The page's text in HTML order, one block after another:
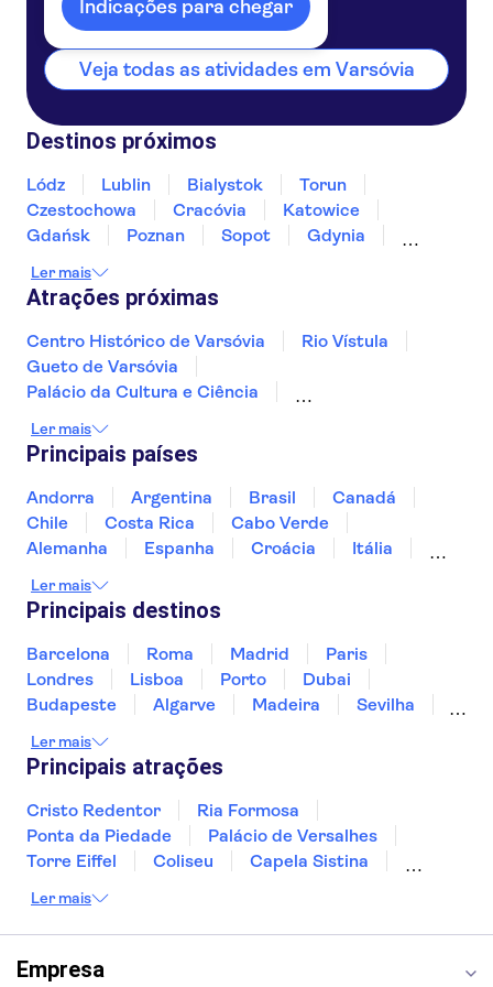
Indicações para chegar
Veja todas as atividades em Varsóvia
Destinos próximos
Lódz Lublin Bialystok
Torun
Czestochowa
Cracóvia
Katowice
Gdańsk
Poznan Sopot
Gdynia
Ler mais
Atrações próximas
Centro Histórico de Varsóvia
Rio Vístula
Gueto de Varsóvia
Palácio da Cultura e Ciência
Castelo Real de Varsóvia
Museu Estatal de Auschwitz-Birkenau
Fábrica de Schindler
Krakow Old Town
Castelo de Wawel
Vistula River
Mina de sal de Wieliczka
Barbacana da Cracóvia
Centro histórico da Breslávia
Ler mais
Principais países
Andorra Argentina Brasil
Canadá
Chile
Costa Rica
Cabo Verde
Alemanha
Espanha Croácia
Itália
Marrocos
Maldivas
Singapura
Turquia
Ler mais
Principais destinos
Barcelona Roma Madrid
Paris
Londres
Lisboa Porto
Dubai
Budapeste
Algarve Madeira
Sevilha
Sintra
Lagos
Ler mais
Principais atrações
Cristo Redentor
Ria Formosa
Ponta da Piedade
Palácio de Versalhes
Torre Eiffel
Coliseu
Capela Sistina
Parque Güell
Caminito del Rey
Castelo de São Jorge
Quinta da Regaleira
Ler mais
Empresa